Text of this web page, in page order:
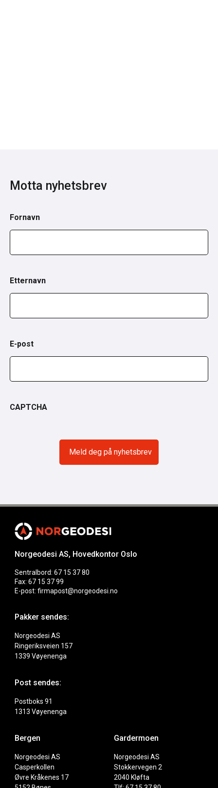
Motta nyhetsbrev
Fornavn
Etternavn
E-post
CAPTCHA
Norgeodesi AS, Hovedkontor Oslo
Sentralbord: 67 15 37 80
Fax: 67 15 37 99
E-post: firmapost@norgeodesi.no
Pakker sendes:
Norgeodesi AS
Ringeriksveien 157
1339 Vøyenenga
Post sendes:
Postboks 91
1313 Vøyenenga
Bergen
Norgeodesi AS
Casperkollen
Øvre Kråkenes 17
Gardermoen
Norgeodesi AS
Stokkervegen 2
2040 Kløfta